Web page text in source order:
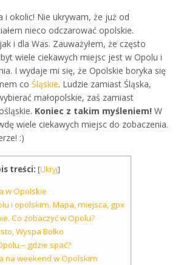
i okolic! Nie ukrywam, że już od
nieco odczarować opolskie.
i dla Was. Zauważyłem, że często
wiele ciekawych miejsc jest w Opolu i
I wydaje mi się, że Opolskie boryka się
co Śląskie. Ludzie zamiast Śląska,
małopolskie, zaś zamiast
Koniec z takim myśleniem! W
wiele ciekawych miejsc do zobaczenia.
:)
treści: [Ukryj]
w Opolskie
i opolskim. Mapa, miejsca, gpx
Co zobaczyć w Opolu?
Wyspa Bolko
– gdzie spać?
na weekend w Opolskim